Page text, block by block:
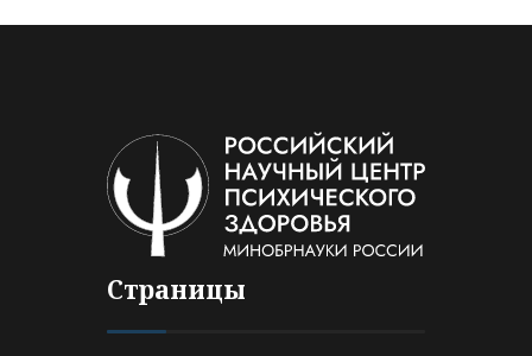
Страницы